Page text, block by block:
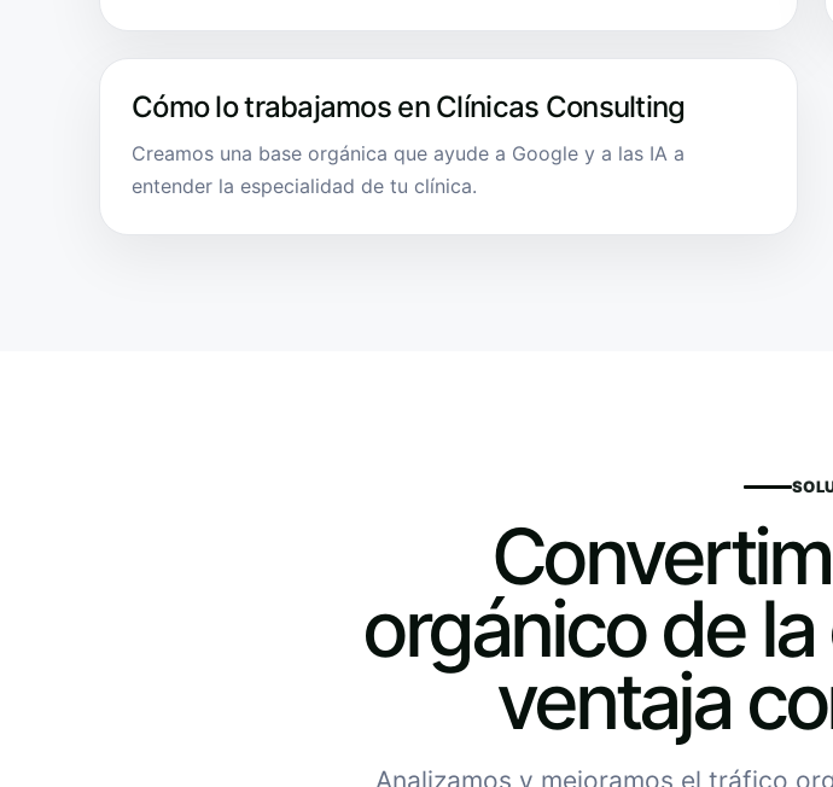
Cómo lo trabajamos en Clínicas Consulting
Creamos una base orgánica que ayude a Google y a las IA a
entender la especialidad de tu clínica.
orgánico de
ventaja
Analizamos y mejoramos el tráfico